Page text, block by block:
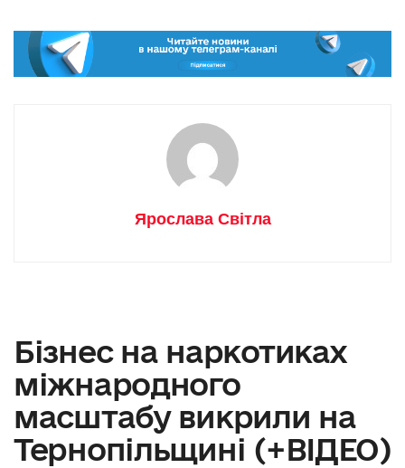
Ярослава Світла
Бізнес на наркотиках
міжнародного
масштабу викрили на
Тернопільщині (+ВІДЕО)